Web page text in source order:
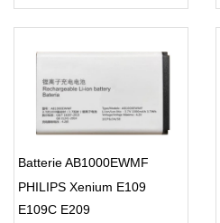
Batterie AB1000EWMF
PHILIPS Xenium E109
E109C E209